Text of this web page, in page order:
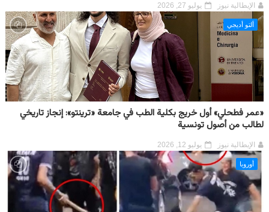
الإيطالية نيوز يوليو 27, 2026
ألتو أديجي
«عمر فطحلي» أول خريج بكلية الطب في جامعة «ترينتو»: إنجاز تاريخي
لطالب من أصول تونسية
الإيطالية نيوز يوليو 12, 2026
أوروبا